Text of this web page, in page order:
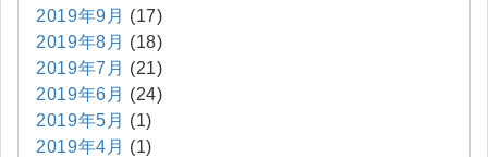
2019年9月 (17)
2019年8月 (18)
2019年7月 (21)
2019年6月 (24)
2019年5月 (1)
2019年4月 (1)